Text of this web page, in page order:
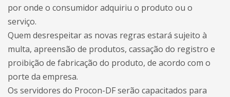
por onde o consumidor adquiriu o produto ou o
serviço.
Quem desrespeitar as novas regras estará sujeito à
multa, apreensão de produtos, cassação do registro e
proibição de fabricação do produto, de acordo com o
porte da empresa.
Os servidores do Procon-DF serão capacitados para